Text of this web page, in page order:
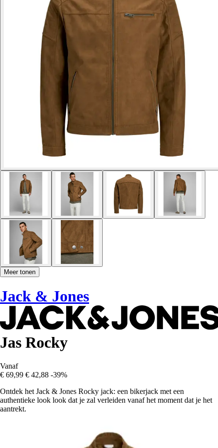
Meer tonen
Jack & Jones
Jas Rocky
Vanaf
€ 69,99 € 42,88 -39%
Ontdek het Jack & Jones Rocky jack: een bikerjack met een
authentieke look look dat je zal verleiden vanaf het moment dat je het
aantrekt.